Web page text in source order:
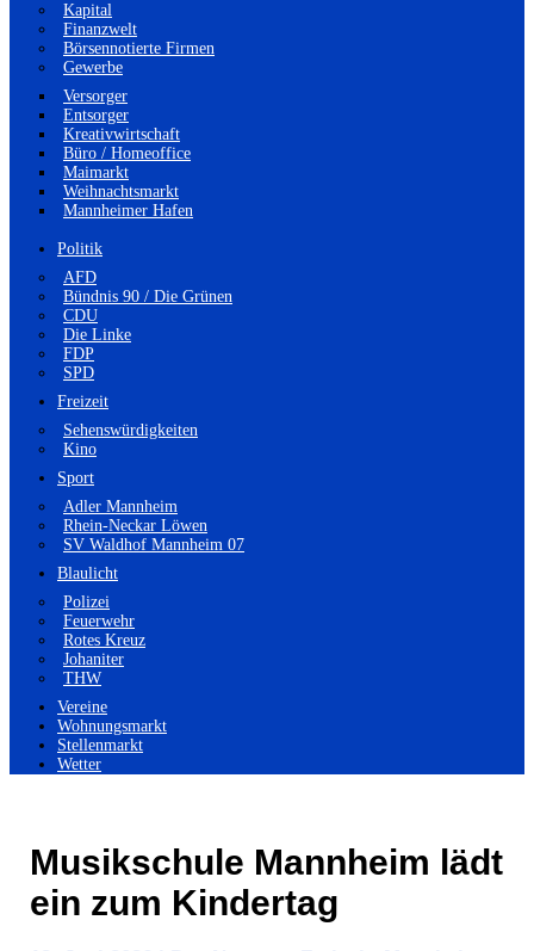
Kapital
Finanzwelt
Börsennotierte Firmen
Gewerbe
Versorger
Entsorger
Kreativwirtschaft
Büro / Homeoffice
Maimarkt
Weihnachtsmarkt
Mannheimer Hafen
Politik
AFD
Bündnis 90 / Die Grünen
CDU
Die Linke
FDP
SPD
Freizeit
Sehenswürdigkeiten
Kino
Sport
Adler Mannheim
Rhein-Neckar Löwen
SV Waldhof Mannheim 07
Blaulicht
Polizei
Feuerwehr
Rotes Kreuz
Johaniter
THW
Vereine
Wohnungsmarkt
Stellenmarkt
Wetter
Musikschule Mannheim lädt
ein zum Kindertag